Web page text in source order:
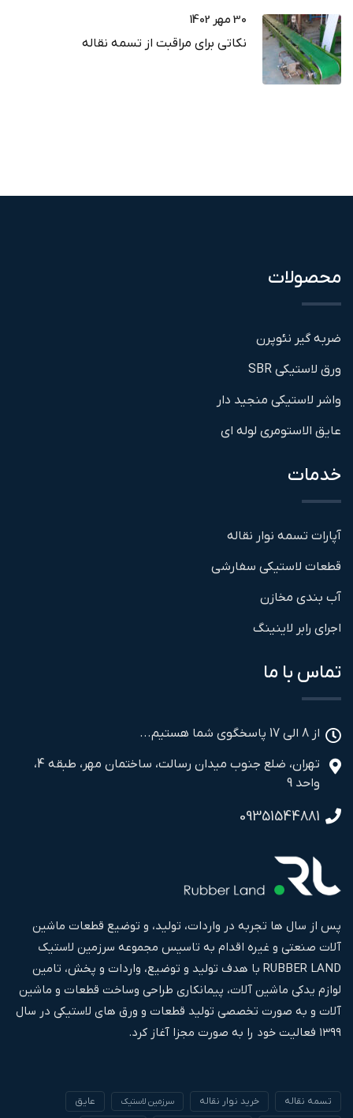
30 مهر 1402
نکاتی برای مراقبت از تسمه نقاله
محصولات
ضربه گیر نئوپرن
ورق لاستیکی SBR
واشر لاستیکی منجید دار
عایق الاستومری لوله ای
خدمات
آپارات تسمه نوار نقاله
قطعات لاستیکی سفارشی
آب بندی مخازن
اجرای رابر لاینینگ
تماس با ما
از 8 الی 17 پاسخگوی شما هستیم...
تهران، ضلع جنوب میدان رسالت، ساختمان مهر، طبقه 4،
واحد 9
09351544881
پس از سال ها تجربه در واردات، تولید، و توضیع قطعات ماشین
آلات صنعتی و غیره اقدام به تاسیس مجموعه سرزمین لاستیک
RUBBER LAND با هدف تولید و توضیع، واردات و پخش، تامین
لوازم یدکی ماشین آلات، پیمانکاری طراحی وساخت قطعات و ماشین
آلات و به صورت تخصصی تولید قطعات و ورق های لاستیکی در سال
۱۳۹۹ فعالیت خود را به صورت مجزا آغاز کرد.
تسمه نقاله خرید نوار نقاله سرزمین لاستیک عایق